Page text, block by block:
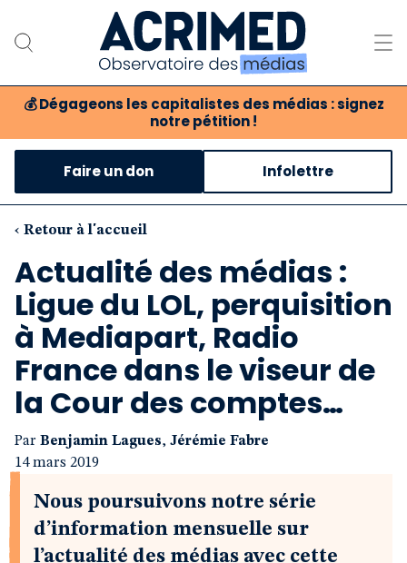
💰 Dégageons les capitalistes des médias : signez
notre pétition !
Notre association
Notre critique des médias
Nos propositions
Notre revue
Boutique
Faire un don Infolettre
‹ Retour à l'accueil
Actualité des médias :
Ligue du LOL, perquisition
à Mediapart, Radio
France dans le viseur de
la Cour des comptes…
Par Benjamin Lagues, Jérémie Fabre
14 mars 2019
Nous poursuivons notre série
d’information mensuelle sur
l’actualité des médias avec cette